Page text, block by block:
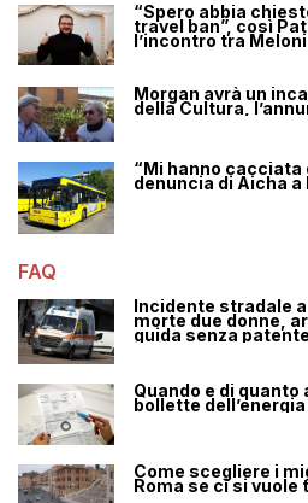
“Spero abbia
travel ban”, così
l’incontro tra
Morgan avrà un
della Cultura,
“Mi hanno cacciata
denuncia di Aicha a
FAQ
Incidente stradale
morte due donne,
guida senza patente
Quando e di
bollette
Come scegliere i
Roma se ci si